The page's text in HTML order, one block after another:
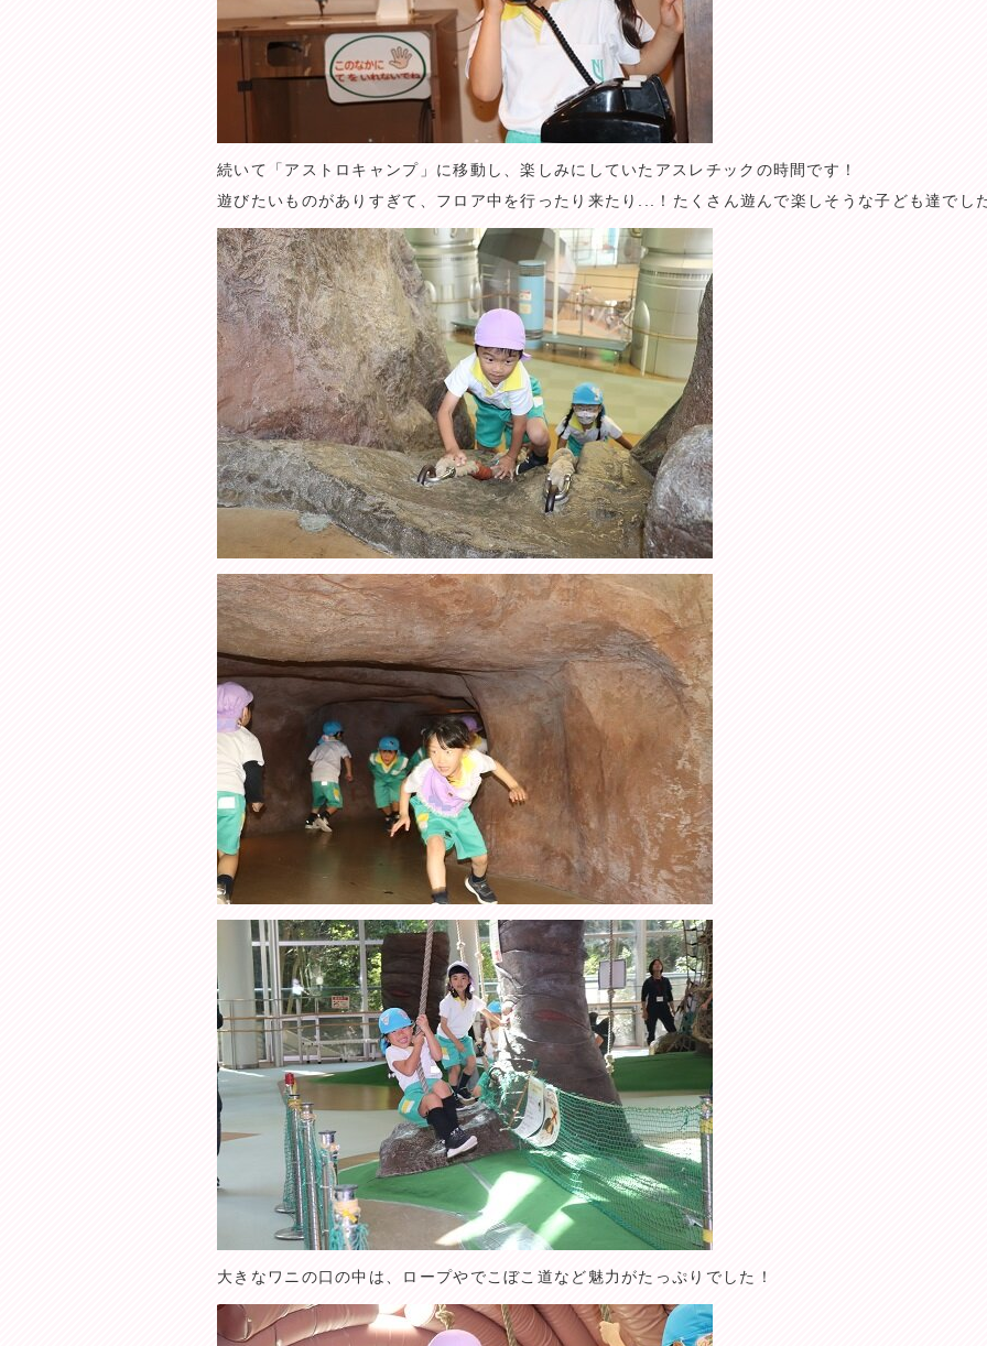
続いて「アストロキャンプ」に移動し、楽しみにしていたアスレチックの時間です！
遊びたいものがありすぎて、フロア中を行ったり来たり...！たくさん遊んで楽しそうな子ども達でし
大きなワニの口の中は、ロープやでこぼこ道など魅力がたっぷりでした！